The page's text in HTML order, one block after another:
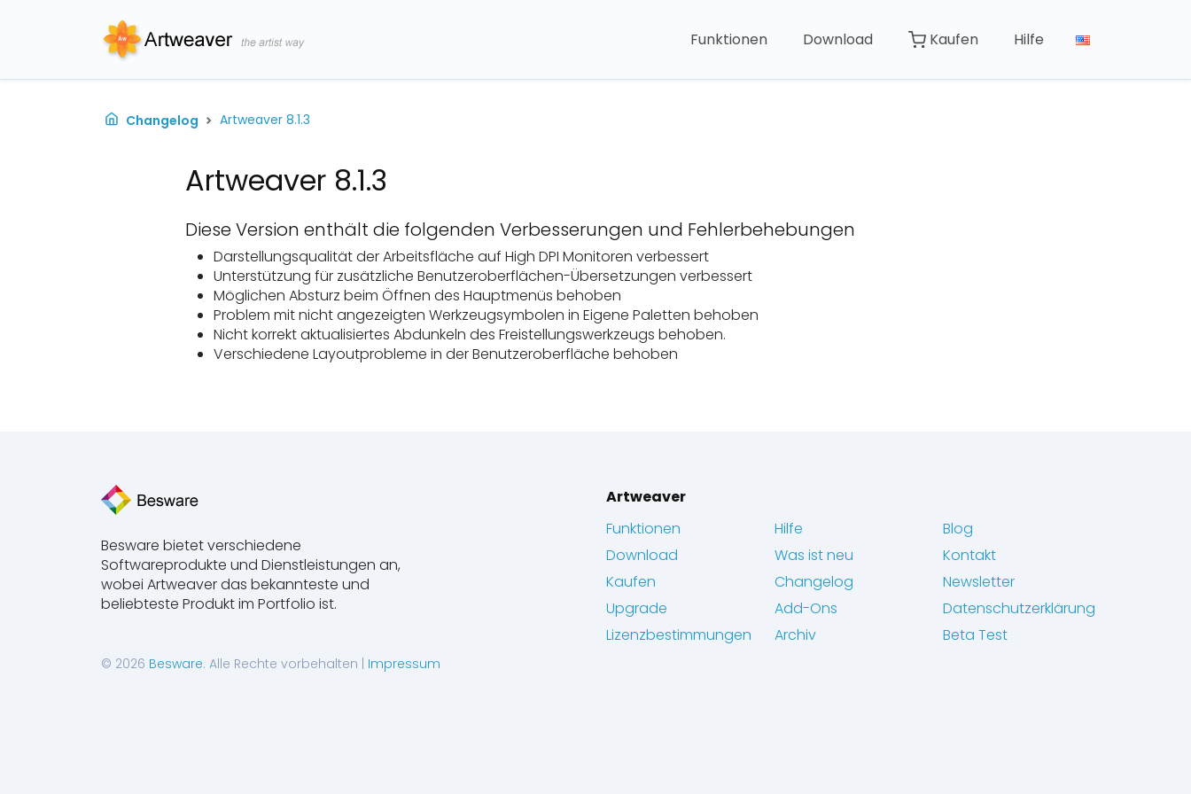
Funktionen Download Kaufen Hilfe
Benutzeroberfläche
Lizenz Upgrade
DokumentationChangelog Artweaver 8.1.3
Artweaver 8.1.3
Diese Version enthält die folgenden Verbesserungen und Fehlerbehebungen
Darstellungsqualität der Arbeitsfläche auf High DPI Monitoren verbessert
Unterstützung für zusätzliche Benutzeroberflächen-Übersetzungen verbessert
Möglichen Absturz beim Öffnen des Hauptmenüs behoben
Problem mit nicht angezeigten Werkzeugsymbolen in Eigene Paletten behoben
Nicht korrekt aktualisiertes Abdunkeln des Freistellungswerkzeugs behoben.
Verschiedene Layoutprobleme in der Benutzeroberfläche behoben
Besware bietet verschiedene
Softwareprodukte und Dienstleistungen an,
wobei Artweaver das bekannteste und
beliebteste Produkt im Portfolio ist.
Artweaver
Funktionen
Download
Kaufen
Upgrade
Lizenzbestimmungen
Hilfe
Was ist neu
Changelog
Add-Ons
Archiv
Blog
Kontakt
Newsletter
Datenschutzerklärung
Beta Test
© 2026 Besware. Alle Rechte vorbehalten | Impressum